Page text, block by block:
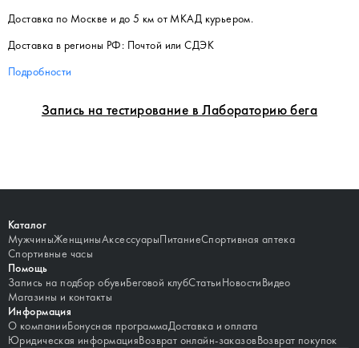
Запись на тестирование в Лабораторию бега
Доставка по Москве и до 5 км от МКАД курьером.
Доставка в регионы РФ: Почтой или СДЭК
Подробности
Каталог
МужчиныЖенщиныАксессуарыПитаниеСпортивная аптека
Спортивные часы
Помощь
Запись на подбор обувиБеговой клубСтатьиНовостиВидео
Магазины и контакты
Информация
О компанииБонусная программаДоставка и оплата
Юридическая информацияВозврат онлайн-заказовВозврат покупок